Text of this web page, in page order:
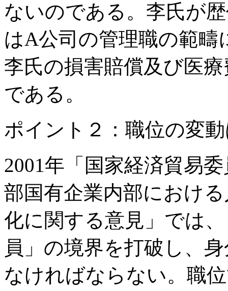
ないのである。李氏が
はA公司の管理職の範
李氏の損害賠償及び医
である。
ポイント２：職位の変
2001年「国家経済貿易
部国有企業内部におけ
化に関する意見」では
員」の境界を打破し、
なければならない。職